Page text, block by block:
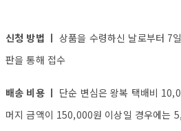
신청 방법 ㅣ상품을 수령하신 날로부터 7
판을 통해 접수
배송 비용 ㅣ 단순 변심은 왕복 택배비
머지 금액이 150,000원 이상일 경우에는